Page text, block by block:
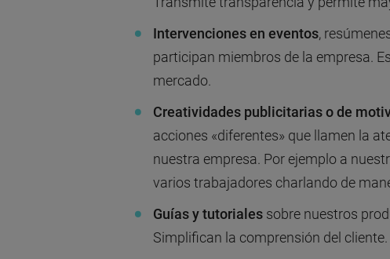
Intervenciones en eventos,
participan miembros de la empresa.
mercado.
Creatividades publicitarias o de
acciones «diferentes» que llamen la
nuestra empresa. Por ejemplo a
varios trabajadores charlando de
Guías y tutorialessobre nuestros
Simplifican la comprensión del cliente.